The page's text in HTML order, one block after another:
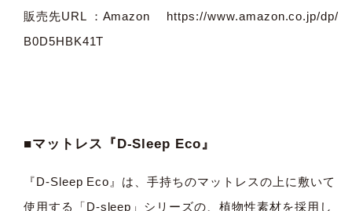
販売先URL ：Amazon https://www.amazon.co.jp/dp/
B0D5HBK41T
■マットレス『D-Sleep Eco』
『D-Sleep Eco』は、手持ちのマットレスの上に敷いて
使用する「D-sleep」シリーズの、植物性素材を採用し